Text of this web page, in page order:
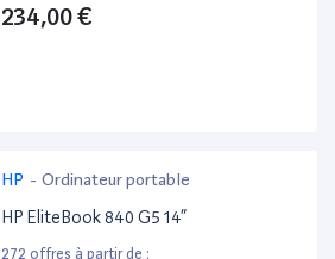
234,00 €
HP - Ordinateur portable
HP EliteBook 840 G5 14”
272 offres à partir de :